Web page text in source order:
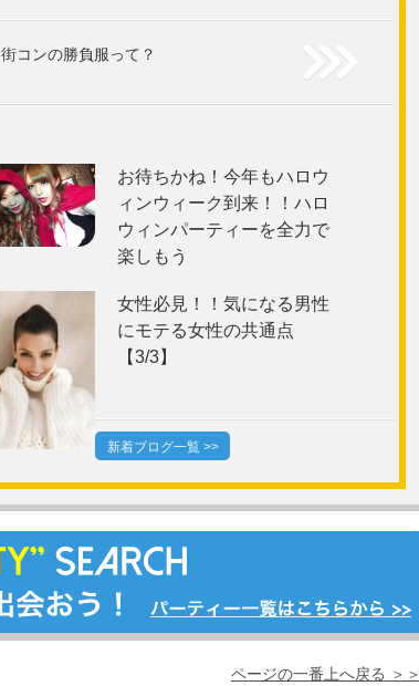
街コンの勝負服って？
お待ちかね！今年もハロウ
ィンウィーク到来！！ハロ
ウィンパーティーを全力で
楽しもう
女性必見！！気になる男性
にモテる女性の共通点
【3/3】
新着ブログ一覧 >>
ページの一番上へ戻る ＞＞